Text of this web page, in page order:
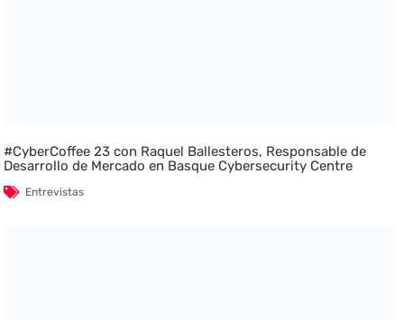
#CyberCoffee 23 con Raquel Ballesteros, Responsable de
Desarrollo de Mercado en Basque Cybersecurity Centre
Entrevistas